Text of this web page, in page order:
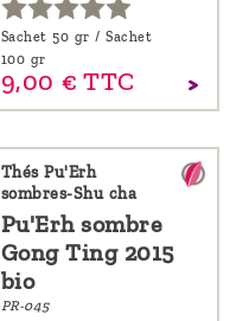
Sachet 50 gr / Sachet
100 gr
9,00 € TTC
Thés Pu'Erh
sombres-Shu cha
Pu'Erh sombre
Gong Ting 2015
bio
PR-045